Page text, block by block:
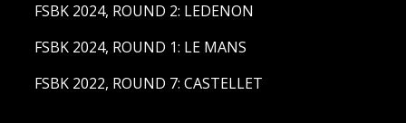
FSBK 2024, ROUND 2: LEDENON
FSBK 2024, ROUND 1: LE MANS
FSBK 2022, ROUND 7: CASTELLET